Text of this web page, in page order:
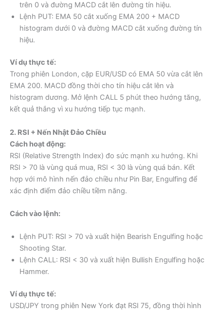
trên 0 và đường MACD cắt lên đường tín hiệu.
Lệnh PUT: EMA 50 cắt xuống EMA 200 + MACD
histogram dưới 0 và đường MACD cắt xuống đường tín
hiệu.
Ví dụ thực tế:
Trong phiên London, cặp EUR/USD có EMA 50 vừa cắt lên
EMA 200. MACD đồng thời cho tín hiệu cắt lên và
histogram dương. Mở lệnh CALL 5 phút theo hướng tăng,
kết quả thắng vì xu hướng tiếp tục mạnh.
2. RSI + Nến Nhật Đảo Chiều
Cách hoạt động:
RSI (Relative Strength Index) đo sức mạnh xu hướng. Khi
RSI > 70 là vùng quá mua, RSI < 30 là vùng quá bán. Kết
hợp với mô hình nến đảo chiều như Pin Bar, Engulfing để
xác định điểm đảo chiều tiềm năng.
Cách vào lệnh:
Lệnh PUT: RSI > 70 và xuất hiện Bearish Engulfing hoặc
Shooting Star.
Lệnh CALL: RSI < 30 và xuất hiện Bullish Engulfing hoặc
Hammer.
Ví dụ thực tế:
USD/JPY trong phiên New York đạt RSI 75, đồng thời hình